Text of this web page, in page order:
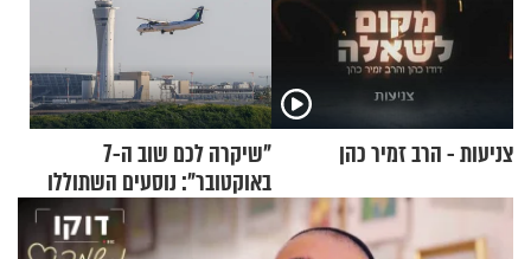
צניעות - הרב זמיר כהן
"שיקרה לכם שוב ה-7
באוקטובר": נוסעים השתוללו
בטיסה לפרנקפורט ונעצרו
לאחר שתקפו שוטרים